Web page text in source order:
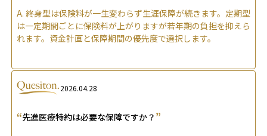
A. 終身型は保険料が一生変わらず生涯保障が続きます。定期型
は一定期間ごとに保険料が上がりますが若年期の負担を抑えら
れます。資金計画と保障期間の優先度で選択します。
2026.04.28
“先進医療特約は必要な保障ですか？ ”